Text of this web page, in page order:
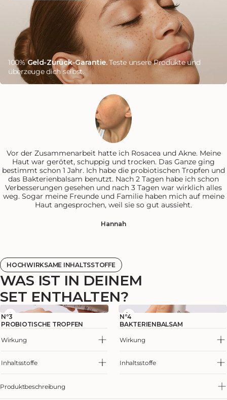
Vor der Zusammenarbeit hatte ich Rosacea und Akne. Meine
Haut war gerötet, schuppig und trocken. Das Ganze ging
bestimmt schon 1 Jahr. Ich habe die probiotischen Tropfen und
das Bakterienbalsam benutzt. Nach 2 Tagen habe ich schon
Verbesserungen gesehen und nach 3 Tagen war wirklich alles
weg. Sogar meine Freunde und Familie haben mich auf meine
Haut angesprochen, weil sie so gut aussieht.
Hannah
100%Geld-Zurück-Garantie.Teste unsere Produkte und
überzeuge dich selbst.
HOCHWIRKSAME INHALTSSTOFFE
WAS IST IN DEINEM
SET ENTHALTEN?
Nº3
PROBIOTISCHE TROPFEN
Wirkung
Inhaltsstoffe
Nº4
BAKTERIENBALSAM
Wirkung
Inhaltsstoffe
Produktbeschreibung